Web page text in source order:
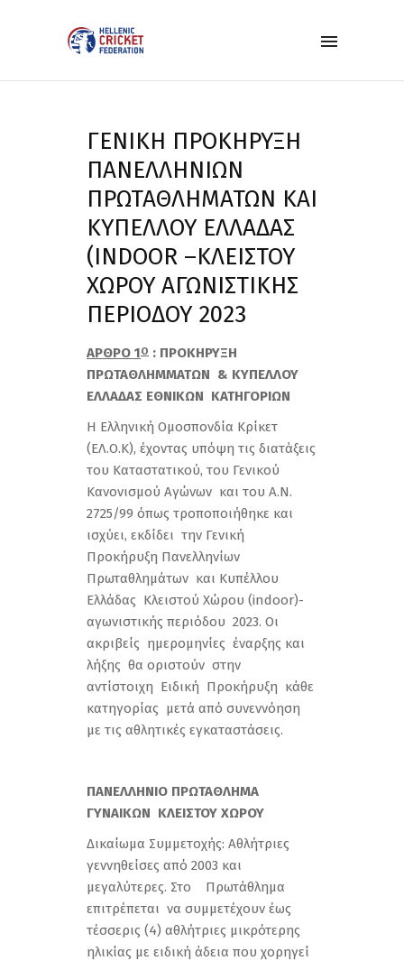
ΓΕΝΙΚΗ ΠΡΟΚΗΡΥΞΗ
ΠΑΝΕΛΛΗΝΙΩΝ
ΠΡΩΤΑΘΛΗΜΑΤΩΝ ΚΑΙ
ΚΥΠΕΛΛΟΥ ΕΛΛΑΔΑΣ
(ΙΝDOOR –ΚΛΕΙΣΤΟΥ
ΧΩΡΟΥ ΑΓΩΝΙΣΤΙΚΗΣ
ΠΕΡΙΟΔΟΥ 2023
ΑΡΘΡΟ 1Ο : ΠΡΟΚΗΡΥΞΗ
ΠΡΩΤΑΘΛΗΜΜΑΤΩΝ & ΚΥΠΕΛΛΟΥ
ΕΛΛΑΔΑΣ ΕΘΝΙΚΩΝ ΚΑΤΗΓΟΡΙΩΝ
Η Ελληνική Ομοσπονδία Κρίκετ
(ΕΛ.Ο.Κ), έχοντας υπόψη τις διατάξεις
του Καταστατικού, του Γενικού
Κανονισμού Αγώνων και του Α.Ν.
2725/99 όπως τροποποιήθηκε και
ισχύει, εκδίδει την Γενική
Προκήρυξη Πανελληνίων
Πρωταθλημάτων και Κυπέλλου
Ελλάδας Κλειστού Χώρου (indoor)-
αγωνιστικής περιόδου 2023. Οι
ακριβείς ημερομηνίες έναρξης και
λήξης θα οριστούν στην
αντίστοιχη Ειδική Προκήρυξη κάθε
κατηγορίας μετά από συνεννόηση
με τις αθλητικές εγκαταστάσεις.
ΠΑΝΕΛΛΗΝΙΟ ΠΡΩΤΑΘΛΗΜΑ
ΓΥΝΑΙΚΩΝ ΚΛΕΙΣΤΟΥ ΧΩΡΟΥ
Δικαίωμα Συμμετοχής: Αθλήτριες
γεννηθείσες από 2003 και
μεγαλύτερες. Στο Πρωτάθλημα
επιτρέπεται να συμμετέχουν έως
τέσσερις (4) αθλήτριες μικρότερης
ηλικίας με ειδική άδεια που χορηγεί